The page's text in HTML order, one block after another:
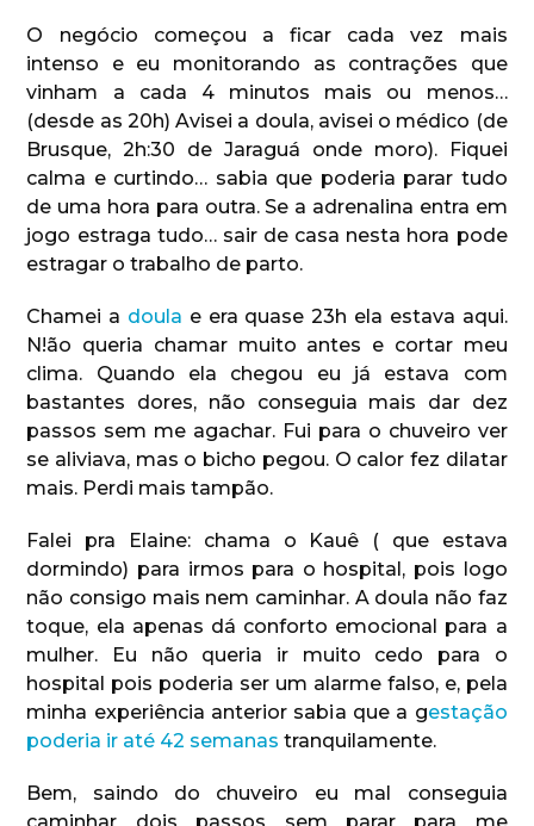
O negócio começou a ficar cada vez mais
intenso e eu monitorando as contrações que
vinham a cada 4 minutos mais ou menos…
(desde as 20h) Avisei a doula, avisei o médico (de
Brusque, 2h:30 de Jaraguá onde moro). Fiquei
calma e curtindo… sabia que poderia parar tudo
de uma hora para outra. Se a adrenalina entra em
jogo estraga tudo… sair de casa nesta hora pode
estragar o trabalho de parto.
Chamei a doula e era quase 23h ela estava aqui.
N!ão queria chamar muito antes e cortar meu
clima. Quando ela chegou eu já estava com
bastantes dores, não conseguia mais dar dez
passos sem me agachar. Fui para o chuveiro ver
se aliviava, mas o bicho pegou. O calor fez dilatar
mais. Perdi mais tampão.
Falei pra Elaine: chama o Kauê ( que estava
dormindo) para irmos para o hospital, pois logo
não consigo mais nem caminhar. A doula não faz
toque, ela apenas dá conforto emocional para a
mulher. Eu não queria ir muito cedo para o
hospital pois poderia ser um alarme falso, e, pela
minha experiência anterior sabia que a gestação
poderia ir até 42 semanas tranquilamente.
Bem, saindo do chuveiro eu mal conseguia